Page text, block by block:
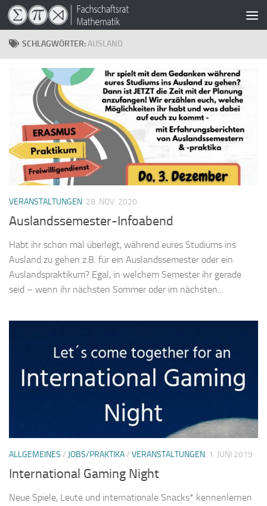
Zum Inhalt springen
SCHLAGWÖRTER:AUSLAND
VERANSTALTUNGEN 28. NOV. 2020
Auslandssemester-Infoabend
Habt ihr schon mal überlegt, während eures Studiums ins
Ausland zu gehen z.B. für ein Auslandssemester oder ein
Auslandspraktikum? Egal, in welchem Semester ihr gerade
seid – wenn ihr nächsten Sommer oder im nächsten...
ALLGEMEINES / JOBS/PRAKTIKA/ VERANSTALTUNGEN 1. JUNI 2019
International Gaming Night
Neue Spiele, Leute und internationale Snacks* kennenlernen